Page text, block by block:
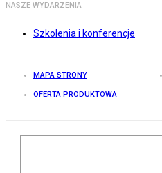
NASZE WYDARZENIA
Szkolenia i konferencje
MAPA STRONY
OFERTA PRODUKTOWA